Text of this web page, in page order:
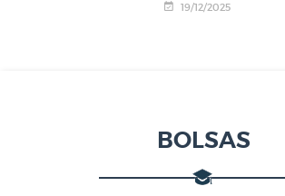
19/12/2025
BOLSAS